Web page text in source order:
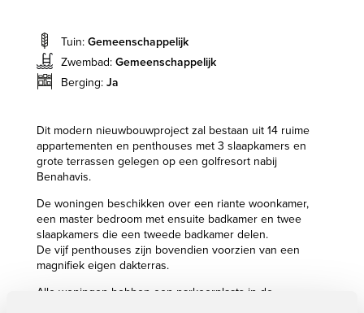
Tuin: Gemeenschappelijk
Zwembad: Gemeenschappelijk
Berging: Ja
Dit modern nieuwbouwproject zal bestaan uit 14 ruime
appartementen en penthouses met 3 slaapkamers en
grote terrassen gelegen op een golfresort nabij
Benahavis.
De woningen beschikken over een riante woonkamer,
een master bedroom met ensuite badkamer en twee
slaapkamers die een tweede badkamer delen.
De vijf penthouses zijn bovendien voorzien van een
magnifiek eigen dakterras.
Alle woningen hebben een parkeerplaats in de